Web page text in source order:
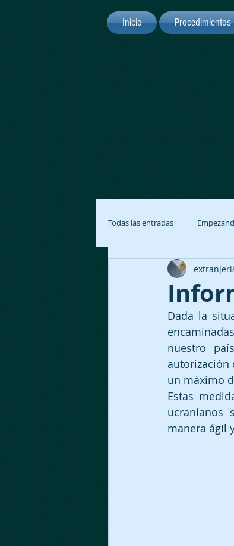
Inicio Procedimientos
Todas las entradas
Dada la
nuestro
autorización
un máximo
Estas
ucranianos
manera ágil